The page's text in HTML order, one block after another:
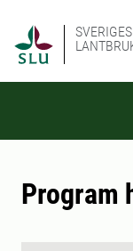
SVERIGES
Program